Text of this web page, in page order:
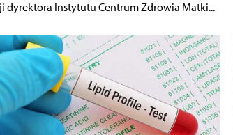
dyrektora Instytutu Centrum Zdrowia Matki...